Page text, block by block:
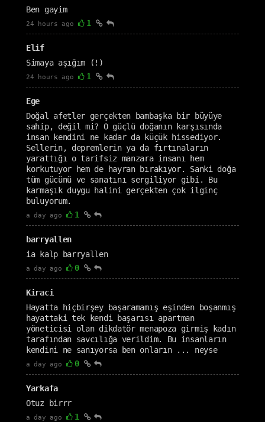
Ben gayim
24 hours ago 1
Elif
Simaya aşığım (!)
24 hours ago 1
Ege
Doğal afetler gerçekten bambaşka bir büyüye
sahip, değil mi? O güçlü doğanın karşısında
insan kendini ne kadar da küçük hissediyor.
Sellerin, depremlerin ya da fırtınaların
yarattığı o tarifsiz manzara insanı hem
korkutuyor hem de hayran bırakıyor. Sanki doğa
tüm gücünü ve sanatını sergiliyor gibi. Bu
karmaşık duygu halini gerçekten çok ilginç
buluyorum.
a day ago 1
barryallen
ia kalp barryallen
a day ago 0
Kiraci
Hayatta hiçbirşey başaramamış eşinden boşanmış
hayattaki tek kendi başarısı apartman
yöneticisi olan dikdatör menapoza girmiş kadın
tarafından savcılığa verildim. Bu insanların
kendini ne sanıyorsa ben onların ... neyse
a day ago 0
Yarkafa
Otuz birrr
a day ago 1